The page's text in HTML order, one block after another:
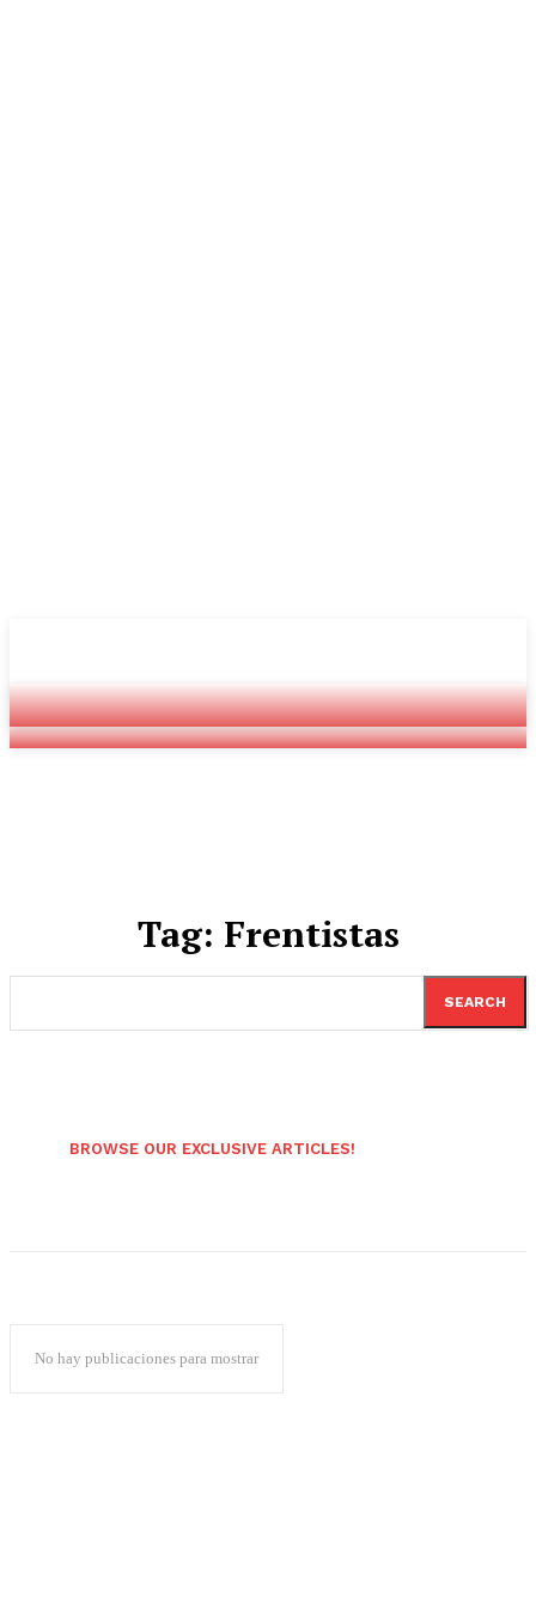
Youtube
Twitch
Radio
Tag: Frentistas
SEARCH
BROWSE OUR EXCLUSIVE ARTICLES!
No hay publicaciones para mostrar